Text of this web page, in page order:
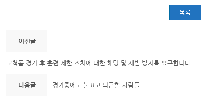
목록
이전글
고척돔 경기 후 훈련 제한 조치에 대한 해명 및 재발 방지를 요구합니다.
다음글 경기중에도 불끄고 퇴근할 사람들